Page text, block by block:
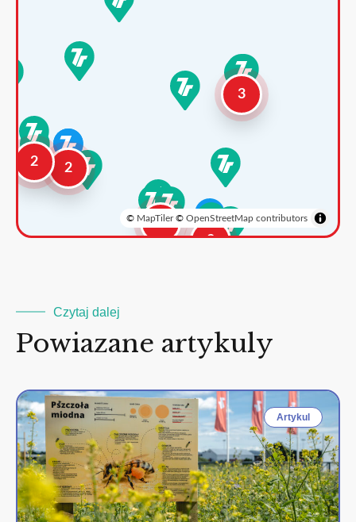
2
2
3
2
3
© MapTiler© OpenStreetMap contributors
Czytaj dalej
Powiazane artykuly
Artykul